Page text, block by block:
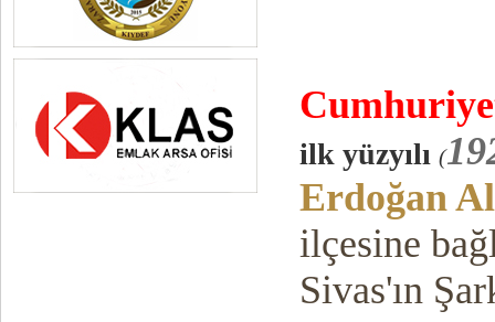
Cumhuriy
ilk yüzyılı (
Erdoğan
ilçesine
Sivas'ın